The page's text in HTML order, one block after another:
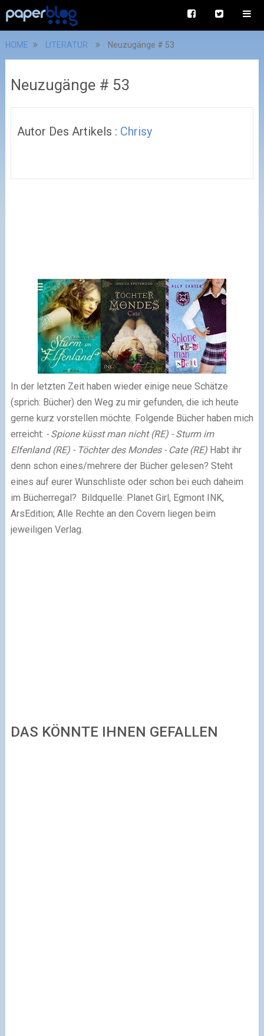
HOME LITERATUR Neuzugänge # 53
Neuzugänge # 53
Autor Des Artikels : Chrisy
In der letzten Zeit haben wieder einige neue Schätze
(sprich: Bücher) den Weg zu mir gefunden, die ich heute
gerne kurz vorstellen möchte. Folgende Bücher haben mich
erreicht: - Spione küsst man nicht (RE) - Sturm im
Elfenland (RE) - Töchter des Mondes - Cate (RE) Habt ihr
denn schon eines/mehrere der Bücher gelesen? Steht
eines auf eurer Wunschliste oder schon bei euch daheim
im Bücherregal? Bildquelle: Planet Girl, Egmont INK,
ArsEdition; Alle Rechte an den Covern liegen beim
jeweiligen Verlag.
DAS KÖNNTE IHNEN GEFALLEN